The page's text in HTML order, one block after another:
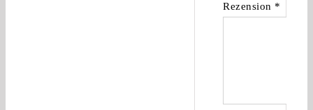
Rezension *